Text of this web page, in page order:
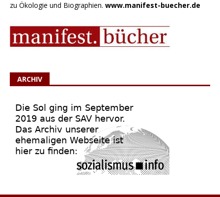
zu Ökologie und Biographien. www.manifest-buecher.de
ARCHIV